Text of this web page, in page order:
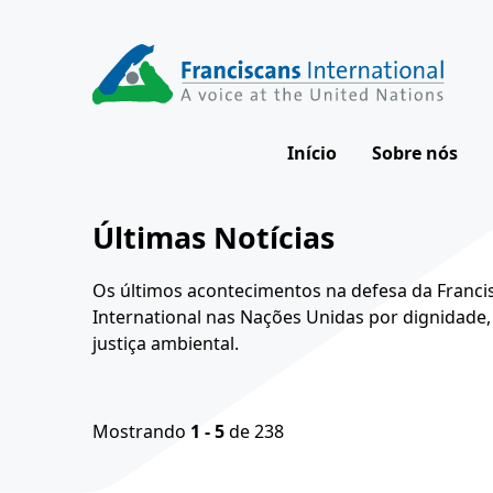
Início Sobre nós
Como
Últimas Notícias
Os últimos acontecimentos na defesa da
International nas Nações Unidas por
justiça ambiental.
Mostrando 1 - 5de 238